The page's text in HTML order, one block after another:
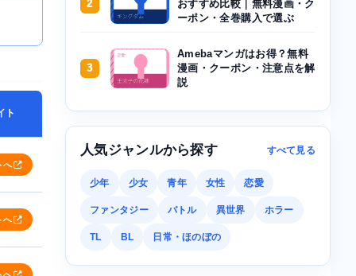
ト
へ
へ
へ
2
おすすめ比較｜無料漫画・ク
ーポン・全巻購入で選ぶ
3
Amebaマンガはお得？無料
漫画・クーポン・注意点を解
説
人気ジャンルから探す すべて見る
少年 少女 青年 女性 恋愛
ファンタジー バトル 異世界 ホラー
TL BL 日常・ほのぼの